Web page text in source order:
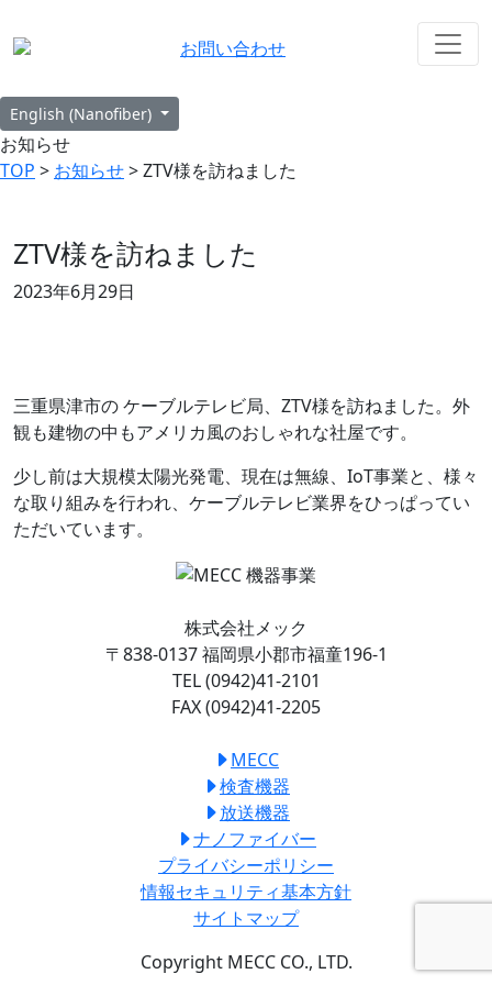
お問い合わせ
English (Nanofiber)
お知らせ
TOP > お知らせ> ZTV様を訪ねました
ZTV様を訪ねました
2023年6月29日
三重県津市の ケーブルテレビ局、ZTV様を訪ねました。外
観も建物の中もアメリカ風のおしゃれな社屋です。
少し前は大規模太陽光発電、現在は無線、IoT事業と、様々
な取り組みを行われ、ケーブルテレビ業界をひっぱってい
ただいています。
株式会社メック
〒838-0137 福岡県小郡市福童196-1
TEL (0942)41-2101
FAX (0942)41-2205
MECC
検査機器
放送機器
ナノファイバー
プライバシーポリシー
情報セキュリティ基本方針
サイトマップ
Copyright MECC CO., LTD.